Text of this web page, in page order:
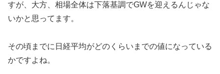
すが、大方、相場全体は下落基調でGWを迎えるんじゃな
いかと思ってます。
その頃までに日経平均がどのくらいまでの値になっている
かですよね。